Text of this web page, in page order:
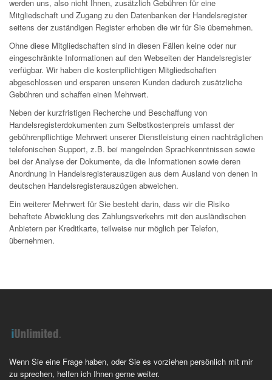
werden uns, also nicht Ihnen, zusätzlich Gebühren für eine
Mitgliedschaft und Zugang zu den Datenbanken der Handelsregister
seitens der zuständigen Register erhoben die wir für Sie übernehmen.
Ohne diese Mitgliedschaften sind in diesen Fällen keine oder nur
eingeschränkte Informationen auf den Webseiten der Handelsregister
verfügbar. Wir haben die kostenpflichtigen Mitgliedschaften
abgeschlossen und ersparen unseren Kunden dadurch zusätzliche
Gebühren und schaffen einen Mehrwert.
Neben der kurzfristigen Recherche und Beschaffung von
Handelsregisterdokumenten zum Selbstkostenpreis umfasst der
gebührenpflichtige Mehrwert unserer Dienstleistung einen nachträglichen
telefonischen Support, z.B. bei mangelnden Sprachkenntnissen sowie
bei der Analyse der Dokumente, da die Informationen sowie deren
Anordnung in Handelsregisterauszügen aus dem Ausland von denen in
deutschen Handelsregisterauszügen abweichen.
Ein weiterer Mehrwert für Sie besteht darin, dass wir die Risiko
behaftete Abwicklung des Zahlungsverkehrs mit den ausländischen
Anbietern per Kreditkarte, teilweise nur möglich per Telefon,
übernehmen.
Wenn Sie eine Frage haben, oder Sie es vorziehen persönlich mit mir
zu sprechen, helfen ich Ihnen gerne weiter.